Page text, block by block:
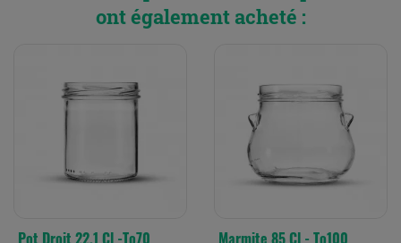
ont également acheté :
Pot Droit 22,1 Cl -to70 Marmite 85 Cl - To100